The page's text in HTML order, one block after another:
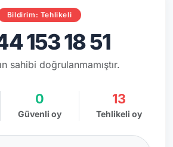
Bildirim: Tehlikeli
153 18 51
sahibi doğrulanmamıştır.
0
Güvenli oy
13
Tehlikeli oy